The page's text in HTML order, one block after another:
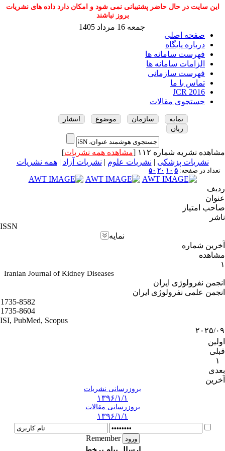
این سایت در حال حاضر پشتیبانی نمی شود و امکان دارد داده های نشریات
بروز نباشند
صفحه اصلی
درباره پایگاه
فهرست سامانه ها
الزامات سامانه ها
فهرست سازمانی
تماس با ما
JCR 2016
جستجوی مقالات
جمعه 16 مرداد 1405
نمایه سازمان موضوع
انتشار
زبان
مشاهده نشریه شماره ۱۱۲ [ مشاهده همه نشریات]
نشریات پزشکی | نشریات علوم | نشریات آزاد |همه نشریات
تعداد در صفحه: ۵ ۱۰ ۲۰ ۵۰
ردیف
عنوان
صاحب امتیاز
ناشر
ISSN
نمایه
آخرین شماره
مشاهده
۱
Iranian Journal of Kidney Diseases
انجمن نفرولوژی ایران
انجمن علمی نفرولوژی ایران
1735-8582
1735-8604
ISI, PubMed, Scopus
۲۰۲۵/۰۹
اولین
قبلی
۱
بعدی
آخرین
بروزرسانی نشریات
۱۳۹۶/۱/۱
بروزرسانی مقالات
۱۳۹۶/۱/۱
Remember